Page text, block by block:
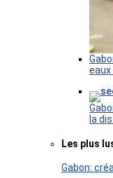
eaux
la
Les plus
Gabon: